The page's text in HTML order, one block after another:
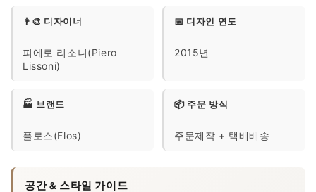
👨‍🎨 디자이너
피에로 리소니(Piero
Lissoni)
📅 디자인 연도
2015년
🏭 브랜드
플로스(Flos)
📦 주문 방식
주문제작 + 택배배송
공간 & 스타일 가이드